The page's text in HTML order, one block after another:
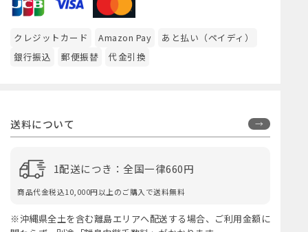
クレジットカード Amazon Pay
あと払い（ペイディ）
銀行振込
郵便振替 代金引換
送料について
1配送につき：全国一律660円
商品代金税込10,000円以上のご購入で送料無料
※沖縄県全土を含む離島エリアへ配送する場合、ご利用金額に